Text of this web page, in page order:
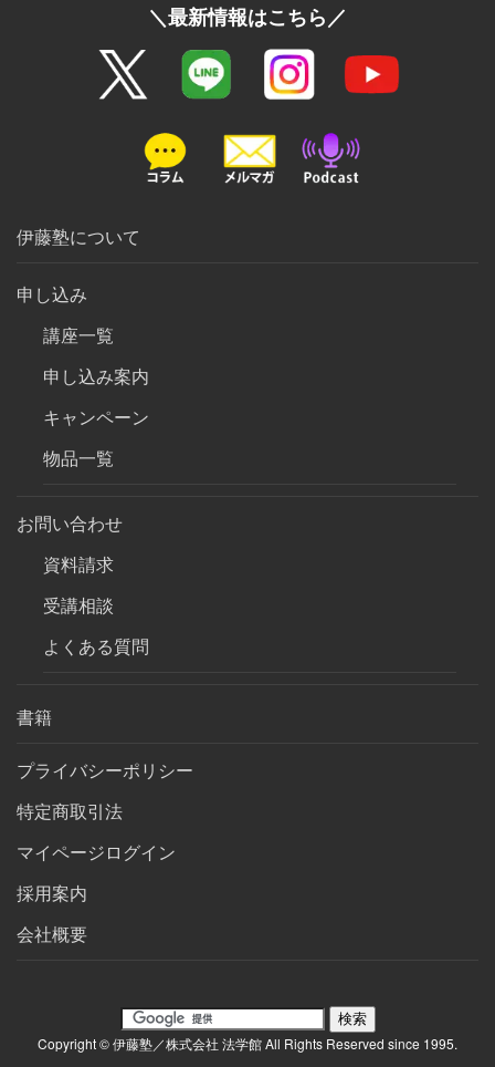
＼最新情報はこちら／
伊藤塾について
申し込み
講座一覧
申し込み案内
キャンペーン
物品一覧
お問い合わせ
資料請求
受講相談
よくある質問
書籍
プライバシーポリシー
特定商取引法
マイページログイン
採用案内
会社概要
Copyright © 伊藤塾／株式会社 法学館 All Rights Reserved since 1995.